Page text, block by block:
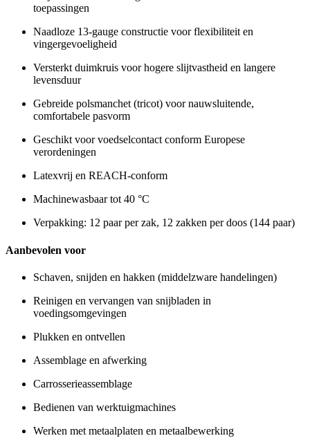
toepassingen
Naadloze 13-gauge constructie voor flexibiliteit en
vingergevoeligheid
Versterkt duimkruis voor hogere slijtvastheid en langere
levensduur
Gebreide polsmanchet (tricot) voor nauwsluitende,
comfortabele pasvorm
Geschikt voor voedselcontact conform Europese
verordeningen
Latexvrij en REACH-conform
Machinewasbaar tot 40 °C
Verpakking: 12 paar per zak, 12 zakken per doos (144 paar)
Aanbevolen voor
Schaven, snijden en hakken (middelzware handelingen)
Reinigen en vervangen van snijbladen in
voedingsomgevingen
Plukken en ontvellen
Assemblage en afwerking
Carrosserieassemblage
Bedienen van werktuigmachines
Werken met metaalplaten en metaalbewerking